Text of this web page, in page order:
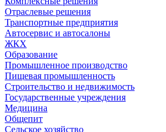
Отраслевые решения
Транспортные предприятия
Автосервис и автосалоны
ЖКХ
Образование
Промышленное производство
Пищевая промышленность
Строительство и недвижимость
Государственные учреждения
Медицина
Общепит
Сельское хозяйство